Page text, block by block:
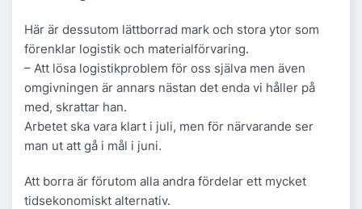
Här är dessutom lättborrad mark och stora ytor som
förenklar logistik och materialförvaring.
– Att lösa logistikproblem för oss själva men även
omgivningen är annars nästan det enda vi håller på
med, skrattar han.
Arbetet ska vara klart i juli, men för närvarande ser
man ut att gå i mål i juni.
Att borra är förutom alla andra fördelar ett mycket
tidsekonomiskt alternativ.